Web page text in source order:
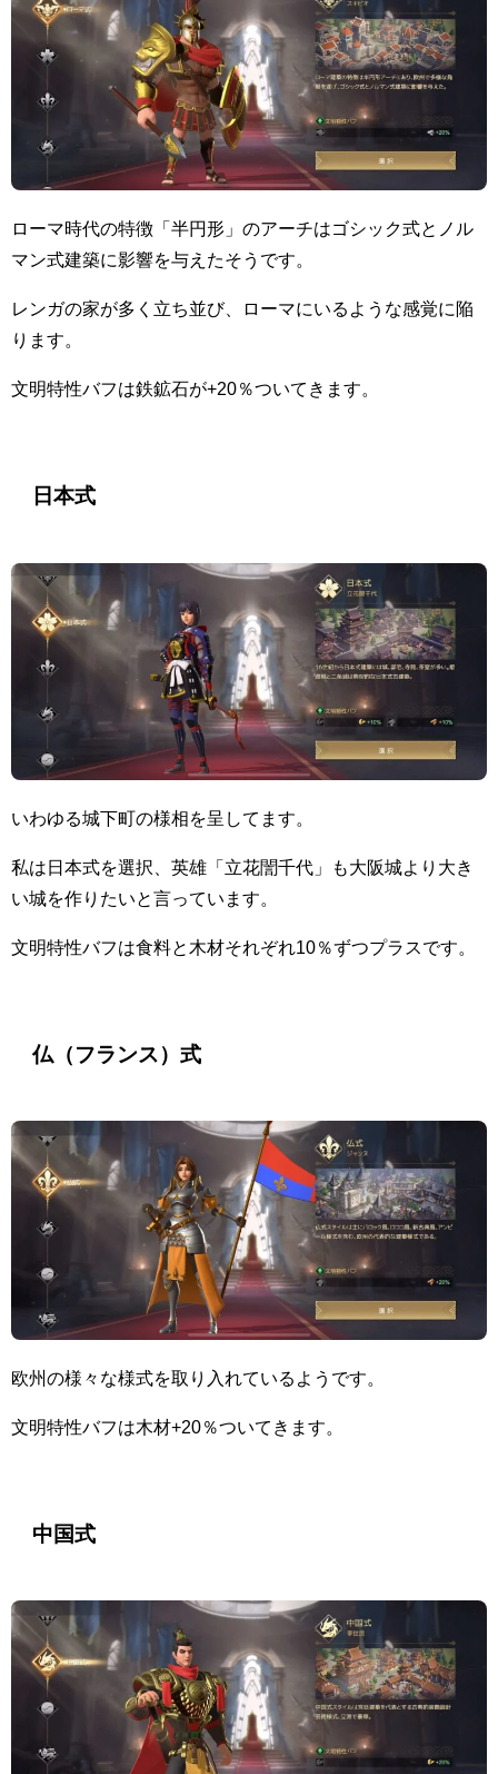
ローマ時代の特徴「半円形」のアーチはゴシック式とノル
マン式建築に影響を与えたそうです。
レンガの家が多く立ち並び、ローマにいるような感覚に陥
ります。
文明特性バフは鉄鉱石が+20％ついてきます。
日本式
いわゆる城下町の様相を呈してます。
私は日本式を選択、英雄「立花誾千代」も大阪城より大き
い城を作りたいと言っています。
文明特性バフは食料と木材それぞれ10％ずつプラスです。
仏（フランス）式
欧州の様々な様式を取り入れているようです。
文明特性バフは木材+20％ついてきます。
中国式